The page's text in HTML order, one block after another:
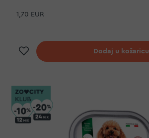
1,70 EUR
Dodaj na listu želja
Dodaj u košaricu